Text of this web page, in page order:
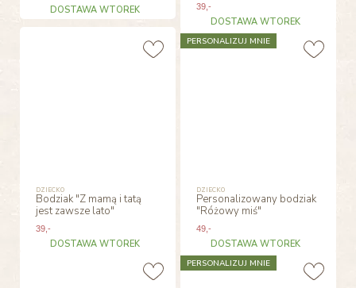
DOSTAWA WTOREK 39 ,-
DOSTAWA WTOREK
DZIECKO
Bodziak "Z mamą i tatą
jest zawsze lato"
39,-
DOSTAWA WTOREK
DZIECKO
Personalizowany bodziak
"Różowy miś"
49 ,-
DOSTAWA WTOREK
PERSONALIZUJ MNIE
PERSONALIZUJ MNIE